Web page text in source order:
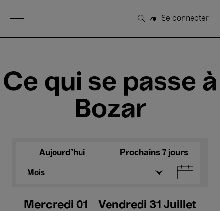
Open Menu
Rechercher
Se connecter
Ce qui se passe à
Bozar
Aujourd'hui Prochains 7 jours
Mois
Mercredi 01 - Vendredi 31 Juillet